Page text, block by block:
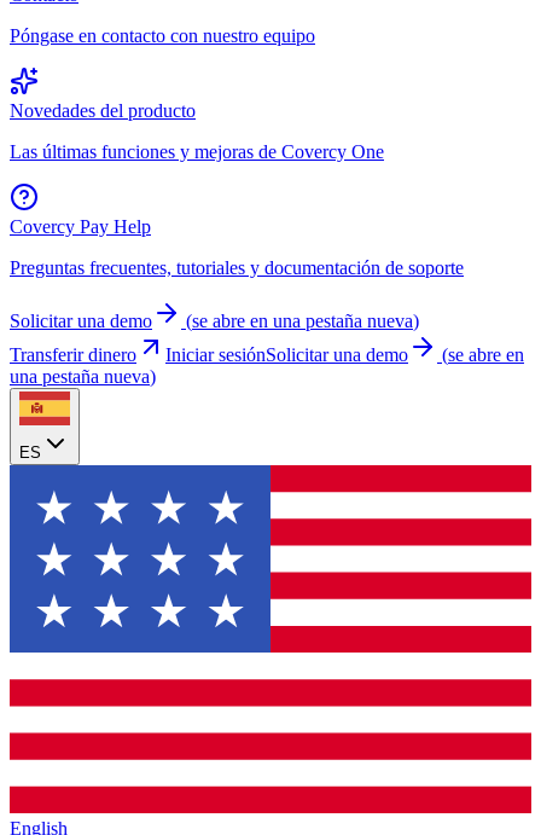
Póngase en contacto con nuestro equipo
Novedades del producto
Las últimas funciones y mejoras de Covercy One
Covercy Pay Help
Preguntas frecuentes, tutoriales y documentación de soporte
Solicitar una demo (se abre en una pestaña nueva)
Transferir dinero
Iniciar sesiónSolicitar una demo (se abre en
una pestaña nueva)
ES
English